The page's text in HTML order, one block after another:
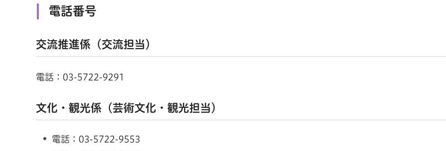
電話番号
交流推進係（交流担当）
電話：03-5722-9291
文化・観光係（芸術文化・観光担当）
電話：03-5722-9553